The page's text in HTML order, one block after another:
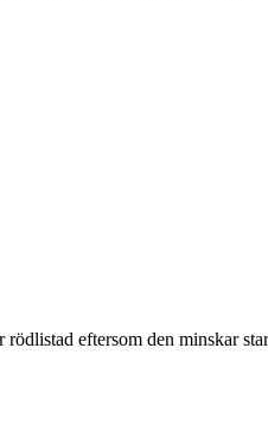
eftersom den minskar